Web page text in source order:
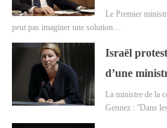
Le Premier
peut pas imaginer une solution…
Israël
d’une
La ministre de la
Gennez : ''Dans